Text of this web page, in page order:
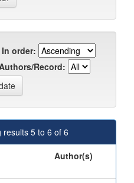
In order:
Record:
results 5 to 6 of 6
Author(s)